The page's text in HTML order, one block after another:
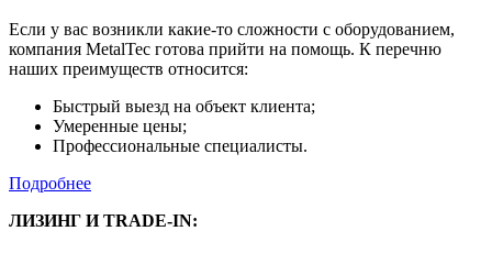
Если у вас возникли какие-то сложности с оборудованием,
компания MetalTec готова прийти на помощь. К перечню
наших преимуществ относится:
Быстрый выезд на объект клиента;
Умеренные цены;
Профессиональные специалисты.
Подробнее
ЛИЗИНГ И TRADE-IN: